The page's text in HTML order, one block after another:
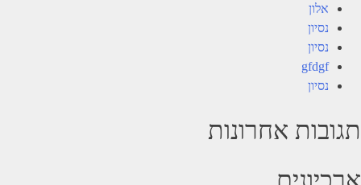
אלון
נסיון
נסיון
gfdgf
נסיון
תגובות אחרונות